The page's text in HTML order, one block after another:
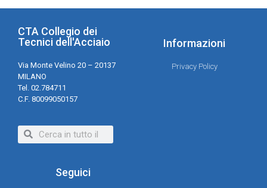
CTA Collegio dei
Tecnici dell'Acciaio
Via Monte Velino 20 – 20137
MILANO
Tel. 02.784711
C.F. 80099050157
Informazioni
Privacy Policy
Seguici